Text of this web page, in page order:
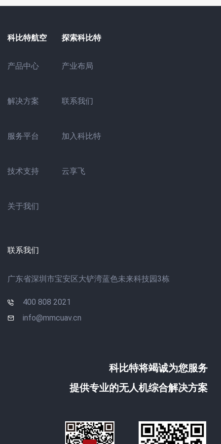
科比特航空
产品中心
解决方案
服务平台
技术支持
关于我们
探索科比特
产业布局
联系我们
加入科比特
云享飞
联系我们
广东省深圳市宝安区大铲湾蓝色未来科技园3栋
400 808 2021
info@mmcuav.cn
科比特将竭诚为您服务
提供专业的无人机综合解决方案